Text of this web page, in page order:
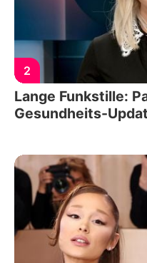
2
Lange Funkstille:
Gesundheits-